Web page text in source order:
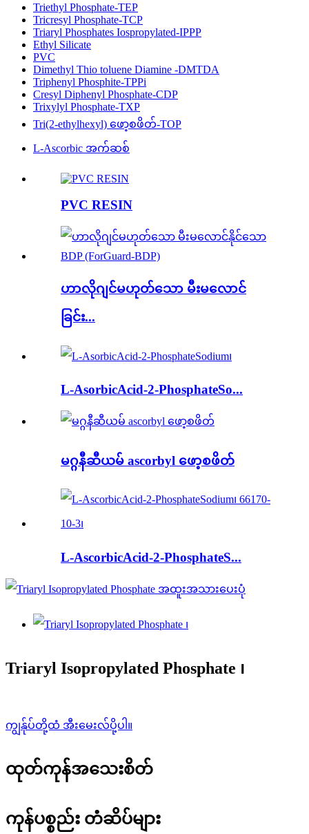
Triethyl Phosphate-TEP
Tricresyl Phosphate-TCP
Triaryl Phosphates Iospropylated-IPPP
Ethyl Silicate
PVC
Dimethyl Thio toluene Diamine -DMTDA
Triphenyl Phosphite-TPPi
Cresyl Diphenyl Phosphate-CDP
Trixylyl Phosphate-TXP
Tri(2-ethylhexyl) ဖော့စဖိတ်-TOP
L-Ascorbic အက်ဆစ်
PVC RESIN
ဟာလိုဂျင်မဟုတ်သော မီးမလောင်
ခြင်း...
L-AsorbicAcid-2-PhosphateSo...
မဂ္ဂနီဆီယမ် ascorbyl ဖော့စဖိတ်
L-AscorbicAcid-2-PhosphateS...
Triaryl Isopropylated Phosphate ၊
ကျွန်ုပ်တို့ထံ အီးမေးလ်ပို့ပါ။
ထုတ်ကုန်အသေးစိတ်
ကုန်ပစ္စည်း တံဆိပ်များ